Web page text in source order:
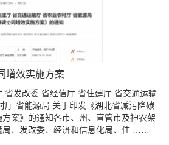
增效实施方案
省发改委 省经信厅 省住建厅 省交通运输
厅 省能源局 关于印发《湖北省减污降碳
案》的通知各市、州、直管市及神农架
局、发改委、经济和信息化局、住 ……